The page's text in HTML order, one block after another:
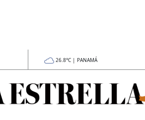
26.8°C | PANAMÁ